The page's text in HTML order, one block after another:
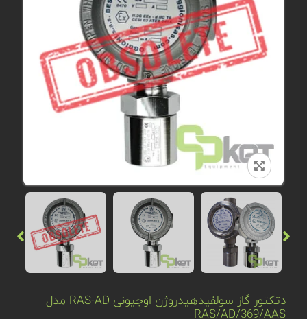
دتکتور گاز سولفید‌هیدروژن اوجیونی RAS-AD مدل
RAS/AD/369/AAS